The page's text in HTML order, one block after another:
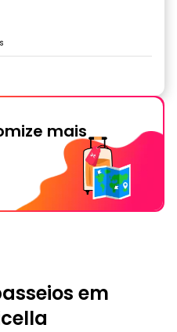
mais
em